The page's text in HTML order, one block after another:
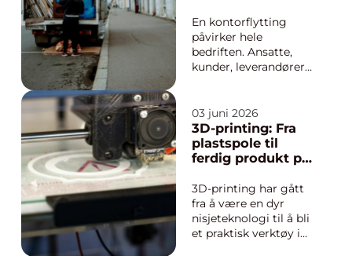
kontorer, møterom,
butikker og offentlige
bygg ...
En kontorflytting
påvirker hele
bedriften. Ansatte,
kunder, leverandører
arbeidsplassen skal
pakkes ned og flyttes.
Mange undervurderer
omfanget, og ender
unødvendige
kostnader og
forstyrrelser i arbeid...
03 juni 2026
3D-printing: Fra
plastspole til
ferdig produkt på
3D-printing har gått
fra å være en dyr
nisjeteknologi til å bli
et praktisk verktøy i